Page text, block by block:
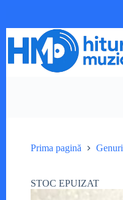
conținut
Prima pagină Genuri
STOC EPUIZAT